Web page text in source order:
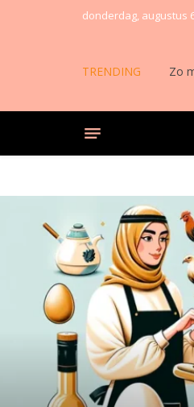
donderdag, augustus
TRENDING Zo